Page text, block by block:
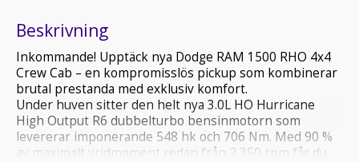
Beskrivning
Inkommande! Upptäck nya Dodge RAM 1500 RHO 4x4
Crew Cab – en kompromisslös pickup som kombinerar
brutal prestanda med exklusiv komfort.
Under huven sitter den helt nya 3.0L HO Hurricane
High Output R6 dubbelturbo bensinmotorn som
levererar imponerande 548 hk och 706 Nm. Med 90 %
av maximalt vridmoment redan från 2 350 rpm får du